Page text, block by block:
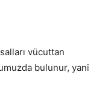
vücuttan
bulunur, yani